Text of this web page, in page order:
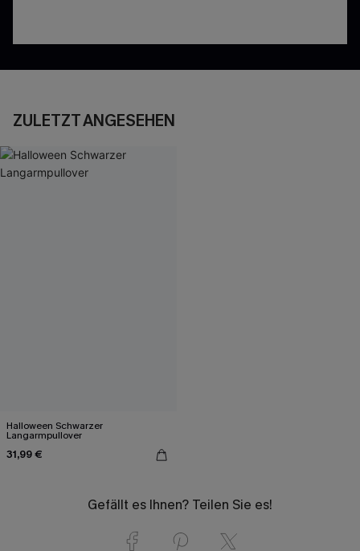
ZULETZT ANGESEHEN
Halloween Schwarzer
Langarmpullover
31,99 €
Gefällt es Ihnen? Teilen Sie es!